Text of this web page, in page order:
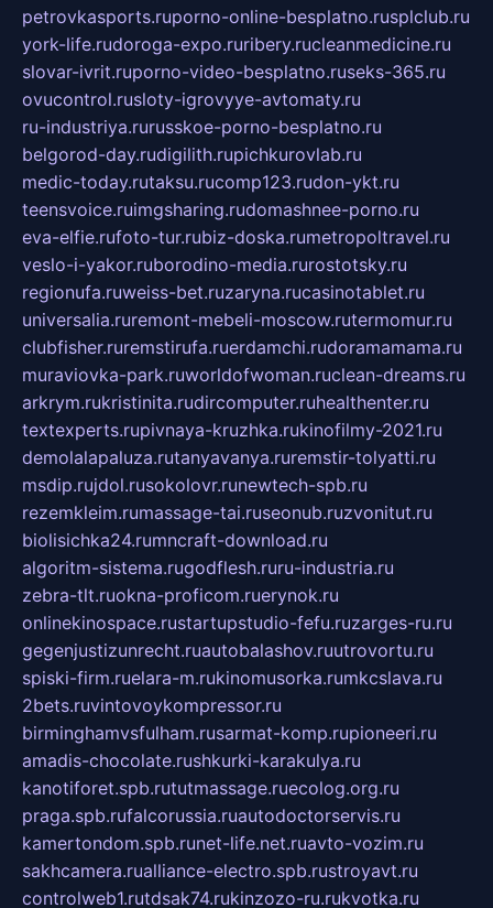
petrovkasports.ruporno-online-besplatno.rusplclub.ru
york-life.rudoroga-expo.ruribery.rucleanmedicine.ru
slovar-ivrit.ruporno-video-besplatno.ruseks-365.ru
ovucontrol.rusloty-igrovyye-avtomaty.ru
ru-industriya.rurusskoe-porno-besplatno.ru
belgorod-day.rudigilith.rupichkurovlab.ru
medic-today.rutaksu.rucomp123.rudon-ykt.ru
teensvoice.ruimgsharing.rudomashnee-porno.ru
eva-elfie.rufoto-tur.rubiz-doska.rumetropoltravel.ru
veslo-i-yakor.ruborodino-media.rurostotsky.ru
regionufa.ruweiss-bet.ruzaryna.rucasinotablet.ru
universalia.ruremont-mebeli-moscow.rutermomur.ru
clubfisher.ruremstirufa.ruerdamchi.rudoramamama.ru
muraviovka-park.ruworldofwoman.ruclean-dreams.ru
arkrym.rukristinita.rudircomputer.ruhealthenter.ru
textexperts.rupivnaya-kruzhka.rukinofilmy-2021.ru
demolalapaluza.rutanyavanya.ruremstir-tolyatti.ru
msdip.rujdol.rusokolovr.runewtech-spb.ru
rezemkleim.rumassage-tai.ruseonub.ruzvonitut.ru
biolisichka24.rumncraft-download.ru
algoritm-sistema.rugodflesh.ruru-industria.ru
zebra-tlt.ruokna-proficom.ruerynok.ru
onlinekinospace.rustartupstudio-fefu.ruzarges-ru.ru
gegenjustizunrecht.ruautobalashov.ruutrovortu.ru
spiski-firm.ruelara-m.rukinomusorka.rumkcslava.ru
2bets.ruvintovoykompressor.ru
birminghamvsfulham.rusarmat-komp.rupioneeri.ru
amadis-chocolate.rushkurki-karakulya.ru
kanotiforet.spb.rututmassage.ruecolog.org.ru
praga.spb.rufalcorussia.ruautodoctorservis.ru
kamertondom.spb.runet-life.net.ruavto-vozim.ru
sakhcamera.rualliance-electro.spb.rustroyavt.ru
controlweb1.rutdsak74.rukinzozo-ru.rukvotka.ru